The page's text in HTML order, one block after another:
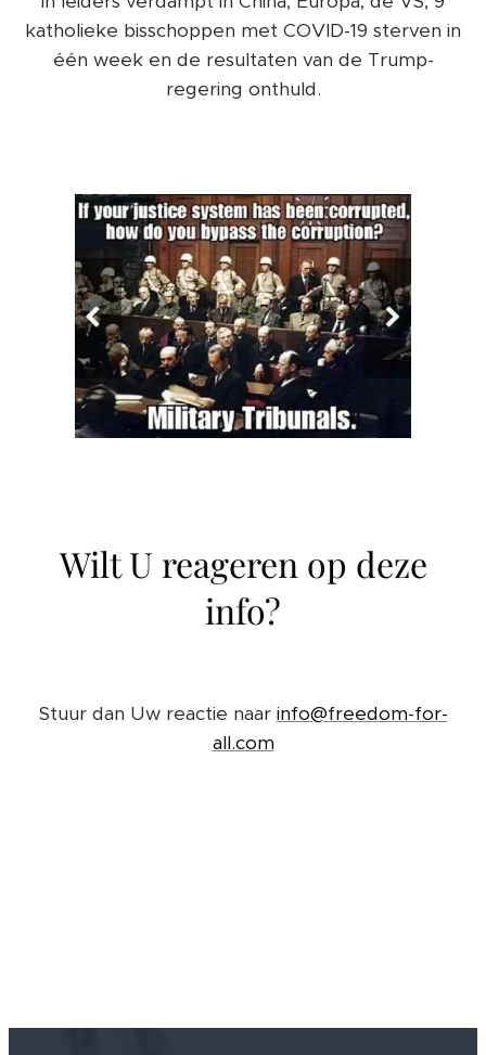
katholieke bisschoppen met COVID-19 sterven in
één week en de resultaten van de Trump-
regering onthuld.
Wilt U reageren op deze
info?
Stuur dan Uw reactie naar info@freedom-for-
all.com